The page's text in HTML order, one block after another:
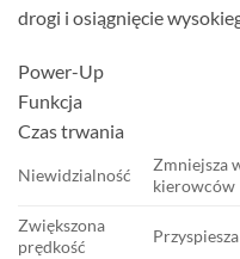
drogi i osiągnięcie
Power-Up
Funkcja
Czas trwania
Niewidzialność
Zmniejsza
kierowców
Zwiększona
prędkość